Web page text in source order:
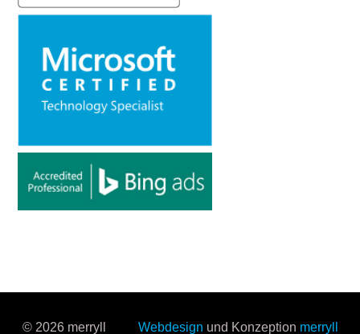
© 2026 merryll Webdesign und Konzeption merryll